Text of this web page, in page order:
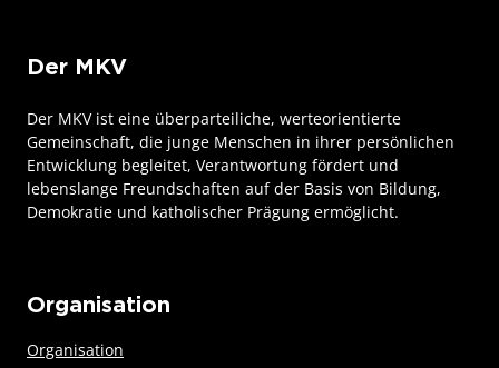
Der MKV
Der MKV ist eine überparteiliche, werteorientierte
Gemeinschaft, die junge Menschen in ihrer persönlichen
Entwicklung begleitet, Verantwortung fördert und
lebenslange Freundschaften auf der Basis von Bildung,
Demokratie und katholischer Prägung ermöglicht.
Organisation
Organisation